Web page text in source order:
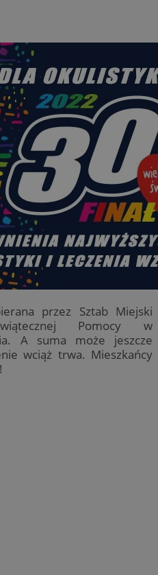
przez Sztab Miejski
Pomocy w
A suma może jeszcze
wciąż trwa. Mieszkańcy